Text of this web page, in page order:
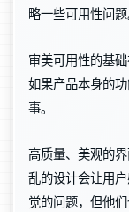
略一些可用性问题
审美可用性的基
如果产品本身的
事。
高质量、美观的
乱的设计会让用
觉的问题，但他